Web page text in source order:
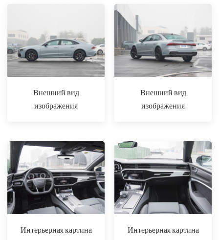
Внешний вид
изображения
Внешний вид
изображения
Интерьерная картина Интерьерная картина